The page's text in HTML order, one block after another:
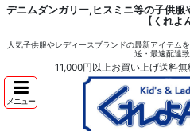
デニムダンガリー,ヒスミニ等の子供
【くれよ
人気子供服やレディースブランドの最新アイテム
送・最速配達致
11,000円以上お買い上げ送料無
メニュー